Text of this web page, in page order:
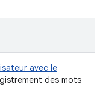
avec le
des mots